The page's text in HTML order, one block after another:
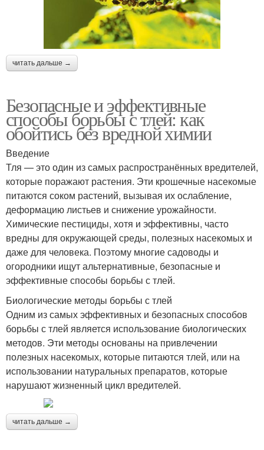
читать дальше →
Безопасные и эффективные
способы борьбы с тлей: как
обойтись без вредной химии
Введение
Тля — это один из самых распространённых вредителей,
которые поражают растения. Эти крошечные насекомые
питаются соком растений, вызывая их ослабление,
деформацию листьев и снижение урожайности.
Химические пестициды, хотя и эффективны, часто
вредны для окружающей среды, полезных насекомых и
даже для человека. Поэтому многие садоводы и
огородники ищут альтернативные, безопасные и
эффективные способы борьбы с тлей.
Биологические методы борьбы с тлей
Одним из самых эффективных и безопасных способов
борьбы с тлей является использование биологических
методов. Эти методы основаны на привлечении
полезных насекомых, которые питаются тлей, или на
использовании натуральных препаратов, которые
нарушают жизненный цикл вредителей.
читать дальше →